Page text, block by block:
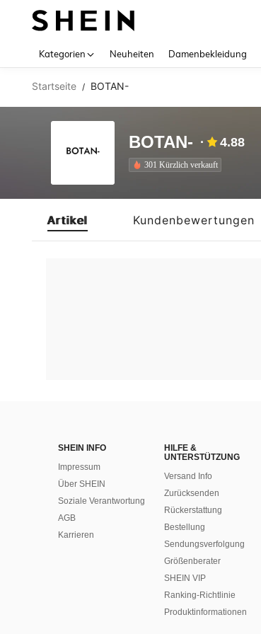
Kategorien Neuheiten Damenbekleidung
Startseite / BOTAN-
BOTAN- 4.88
301 Kürzlich verkauft
Artikel Kundenbewertungen
SHEIN INFO
Impressum
Über SHEIN
Soziale Verantwortung
AGB
Karrieren
HILFE &
UNTERSTÜTZUNG
Versand Info
Zurücksenden
Rückerstattung
Bestellung
Sendungsverfolgung
Größenberater
SHEIN VIP
Ranking-Richtlinie
​Produktinformationen